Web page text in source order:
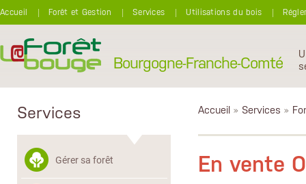
Accueil
Forêt et Gestion Services Utilisations du bois
Bourgogne-Franche-Comté
Services
Gérer sa forêt
Accueil » Services »
En vente